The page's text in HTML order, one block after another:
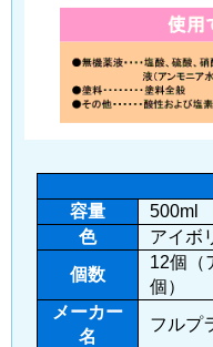
容量
500ml
色
アイボ
個数
12個（
個）
メーカー
名
フルプ